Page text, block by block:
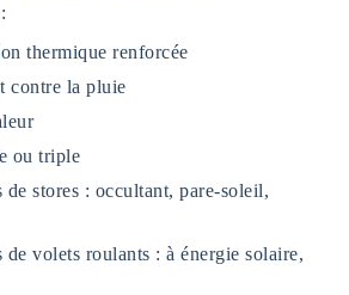
thermique renforcée
contre la pluie
ou triple
stores : occultant, pare-soleil,
volets roulants : à énergie solaire,